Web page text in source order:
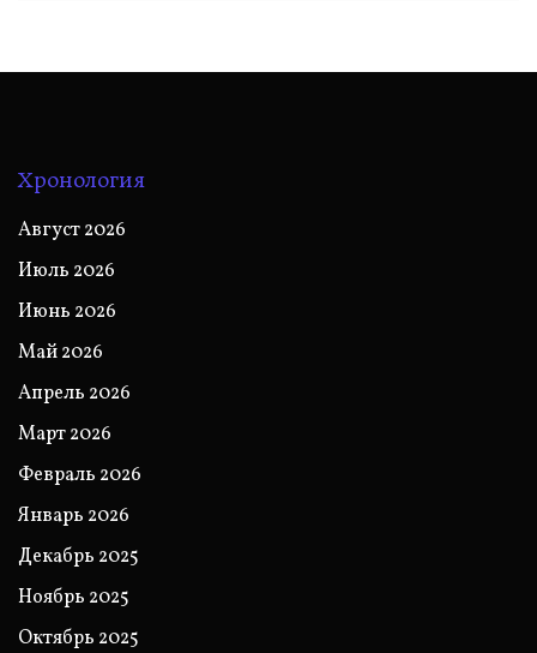
Хронология
Август 2026
Июль 2026
Июнь 2026
Май 2026
Апрель 2026
Март 2026
Февраль 2026
Январь 2026
Декабрь 2025
Ноябрь 2025
Октябрь 2025